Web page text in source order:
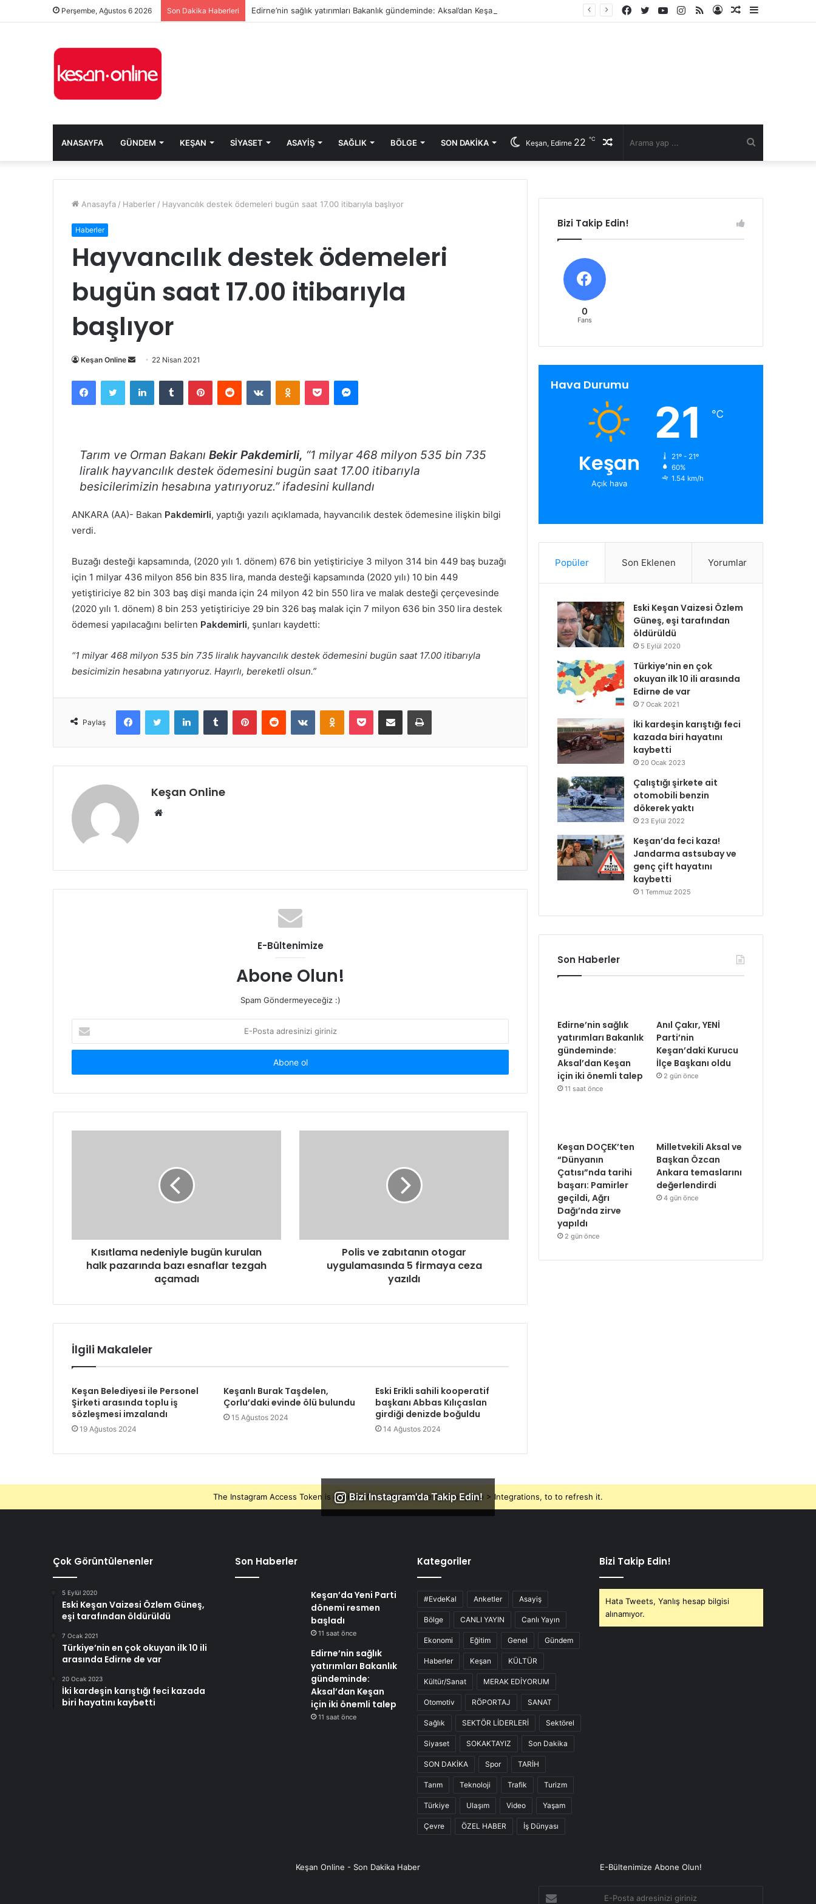
Perşembe, Ağustos 6 2026 Son Dakika Haberleri Edirne’nin sağlık yatırımları Bakanlık gündeminde: Aksal’dan Keşan için iki önemli talep
Kenar
Rastgele
Kayıt
RSS
Instagram
YouTube
Twitter
Facebook
ANASAYFA GÜNDEM KEŞAN SIYASET ASAYIŞ SAĞLIK BÖLGE SON DAKIKA Rastgele
Keşan, Edirne 22 ℃
Anasayfa / Haberler / Hayvancılık destek ödemeleri bugün saat 17.00 itibarıyla başlıyor
Haberler
Hayvancılık destek ödemeleri
bugün saat 17.00 itibarıyla
başlıyor
Keşan Online
Bir
posta
göndermek
22 Nisan 2021
FacebookTwitter LinkedInTumblr PinterestReddit VKontakteOdnoklassniki
Pocket Messenger
Tarım ve Orman Bakanı Bekir Pakdemirli, “1 milyar 468 milyon 535 bin 735
liralık hayvancılık destek ödemesini bugün saat 17.00 itibarıyla
besicilerimizin hesabına yatırıyoruz.” ifadesini kullandı
ANKARA (AA)- Bakan Pakdemirli, yaptığı yazılı açıklamada, hayvancılık destek ödemesine ilişkin bilgi
verdi.
Buzağı desteği kapsamında, (2020 yılı 1. dönem) 676 bin yetiştiriciye 3 milyon 314 bin 449 baş buzağı
için 1 milyar 436 milyon 856 bin 835 lira, manda desteği kapsamında (2020 yılı) 10 bin 449
yetiştiriciye 82 bin 303 baş dişi manda için 24 milyon 42 bin 550 lira ve malak desteği çerçevesinde
(2020 yılı 1. dönem) 8 bin 253 yetiştiriciye 29 bin 326 baş malak için 7 milyon 636 bin 350 lira destek
ödemesi yapılacağını belirten Pakdemirli, şunları kaydetti:
“1 milyar 468 milyon 535 bin 735 liralık hayvancılık destek ödemesini bugün saat 17.00 itibarıyla
besicimizin hesabına yatırıyoruz. Hayırlı, bereketli olsun.”
Paylaş
FacebookTwitter LinkedInTumblr PinterestReddit VKontakteOdnoklassniki
Pocket E-Posta ile paylaş Yazdır
Keşan Online
Web
E-Bültenimize
Abone Olun!
Spam Göndermeyeceğiz :)
Posta
adresinizi
Kısıtlama nedeniyle bugün kurulan
halk pazarında bazı esnaflar tezgah
açamadı
Polis ve zabıtanın otogar
uygulamasında 5 firmaya ceza
yazıldı
İlgili Makaleler
Keşan Belediyesi ile Personel
Şirketi arasında toplu iş
sözleşmesi imzalandı
19 Ağustos 2024
Keşanlı Burak Taşdelen,
Çorlu’daki evinde ölü bulundu
15 Ağustos 2024
Eski Erikli sahili kooperatif
başkanı Abbas Kılıçaslan
girdiği denizde boğuldu
14 Ağustos 2024
Bizi Takip Edin!
0
Fans
Hava Durumu
Keşan
Açık hava
21 ℃
21º - 21º
60%
1.54 km/h
Popüler Son Eklenen Yorumlar
Eski Keşan Vaizesi Özlem
Güneş, eşi tarafından
öldürüldü
5 Eylül 2020
Türkiye’nin en çok
okuyan ilk 10 ili arasında
Edirne de var
7 Ocak 2021
İki kardeşin karıştığı feci
kazada biri hayatını
kaybetti
20 Ocak 2023
Çalıştığı şirkete ait
otomobili benzin
dökerek yaktı
23 Eylül 2022
Keşan’da feci kaza!
Jandarma astsubay ve
genç çift hayatını
kaybetti
1 Temmuz 2025
Son Haberler
Edirne’nin sağlık
yatırımları Bakanlık
gündeminde:
Aksal’dan Keşan
için iki önemli talep
11 saat önce
Anıl Çakır, YENİ
Parti’nin
Keşan’daki Kurucu
İlçe Başkanı oldu
2 gün önce
Keşan DOÇEK’ten
“Dünyanın
Çatısı”nda tarihi
başarı: Pamirler
geçildi, Ağrı
Dağı’nda zirve
yapıldı
2 gün önce
Milletvekili Aksal ve
Başkan Özcan
Ankara temaslarını
değerlendirdi
4 gün önce
Bizi Instagram'da Takip Edin!
The Instagram Access Token is expired, Go to the Theme options page > Integrations, to to refresh it.
Çok Görüntülenenler
5 Eylül 2020
Eski Keşan Vaizesi Özlem Güneş,
eşi tarafından öldürüldü
7 Ocak 2021
Türkiye’nin en çok okuyan ilk 10 ili
arasında Edirne de var
20 Ocak 2023
İki kardeşin karıştığı feci kazada
biri hayatını kaybetti
Son Haberler
Keşan’da Yeni Parti
dönemi resmen
başladı
11 saat önce
Edirne’nin sağlık
yatırımları Bakanlık
gündeminde:
Aksal’dan Keşan
için iki önemli talep
11 saat önce
Kategoriler
#EvdeKal Anketler Asayiş
Bölge CANLI YAYIN Canlı Yayın
Ekonomi Eğitim Genel Gündem
Haberler Keşan KÜLTÜR
Kültür/Sanat MERAK EDİYORUM
Otomotiv RÖPORTAJ SANAT
Sağlık SEKTÖR LİDERLERİ Sektörel
Siyaset SOKAKTAYIZ Son Dakika
SON DAKİKA Spor TARİH
Tarım Teknoloji Trafik Turizm
Türkiye Ulaşım Video Yaşam
Çevre ÖZEL HABER İş Dünyası
Bizi Takip Edin!
Hata Tweets, Yanlış hesap bilgisi
alınamıyor.
Keşan Online - Son Dakika Haber E-Bültenimize Abone Olun!